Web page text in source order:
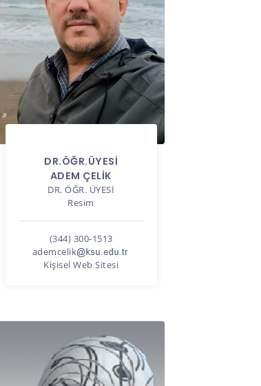
DR.ÖĞR.ÜYESI
ADEM ÇELİK
DR. ÖĞR. ÜYESI
Resim
(344) 300-1513
ademcelik
Kişisel Web Sitesi